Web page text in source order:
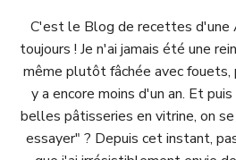
C'est le Blog de recettes d'une
toujours ! Je n'ai jamais été une
même plutôt fâchée avec
y a encore moins d'un an. Et
belles pâtisseries en vitrine, on
essayer" ? Depuis cet instant,